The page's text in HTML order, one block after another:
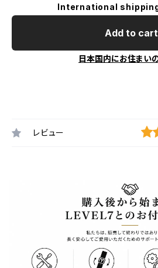
International
Add to cart
日本国内にお住まい
レビュー